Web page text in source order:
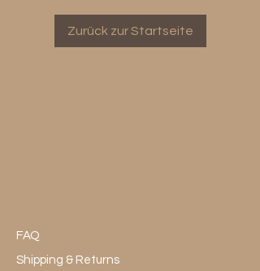
Zurück zur Startseite
FAQ
Shipping & Returns